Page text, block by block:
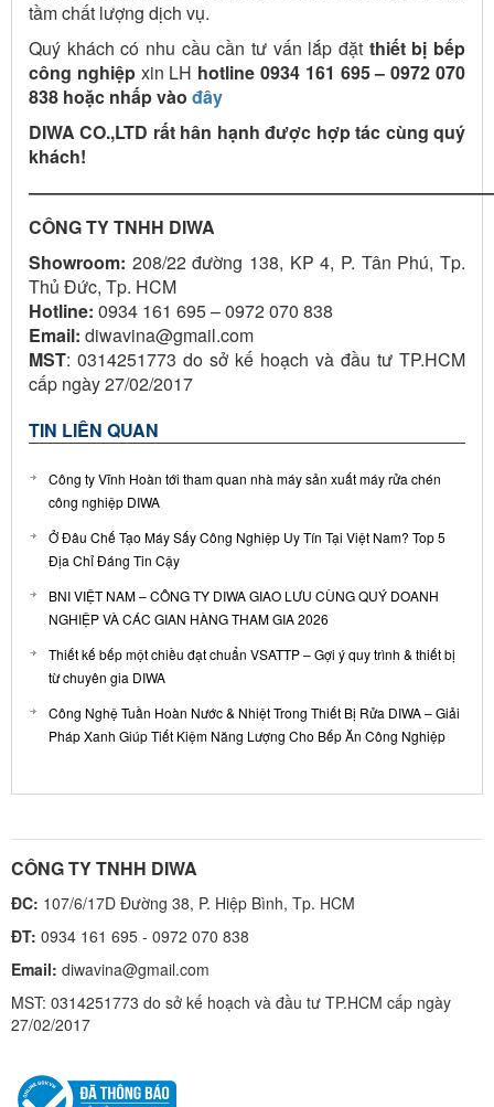
tầm chất lượng dịch vụ.
Quý khách có nhu cầu cần tư vấn lắp đặt thiết bị bếp
công nghiệp xin LH hotline 0934 161 695 – 0972 070
838 hoặc nhấp vào đây
DIWA CO.,LTD rất hân hạnh được hợp tác cùng quý
khách!
CÔNG TY TNHH DIWA
Showroom: 208/22 đường 138, KP 4, P. Tân Phú, Tp.
Thủ Đức, Tp. HCM
Hotline: 0934 161 695 – 0972 070 838
Email: diwavina@gmail.com
MST: 0314251773 do sở kế hoạch và đầu tư TP.HCM
cấp ngày 27/02/2017
TIN LIÊN QUAN
Công ty Vĩnh Hoàn tới tham quan nhà máy sản xuất máy rửa chén
công nghiệp DIWA
Ở Đâu Chế Tạo Máy Sấy Công Nghiệp Uy Tín Tại Việt Nam? Top 5
Địa Chỉ Đáng Tin Cậy
BNI VIỆT NAM – CÔNG TY DIWA GIAO LƯU CÙNG QUÝ DOANH
NGHIỆP VÀ CÁC GIAN HÀNG THAM GIA 2026
Thiết kế bếp một chiều đạt chuẩn VSATTP – Gợi ý quy trình & thiết bị
từ chuyên gia DIWA
Công Nghệ Tuần Hoàn Nước & Nhiệt Trong Thiết Bị Rửa DIWA – Giải
Pháp Xanh Giúp Tiết Kiệm Năng Lượng Cho Bếp Ăn Công Nghiệp
CÔNG TY TNHH DIWA
ĐC: 107/6/17D Đường 38, P. Hiệp Bình, Tp. HCM
ĐT: 0934 161 695 - 0972 070 838
Email: diwavina@gmail.com
MST: 0314251773 do sở kế hoạch và đầu tư TP.HCM cấp ngày
27/02/2017